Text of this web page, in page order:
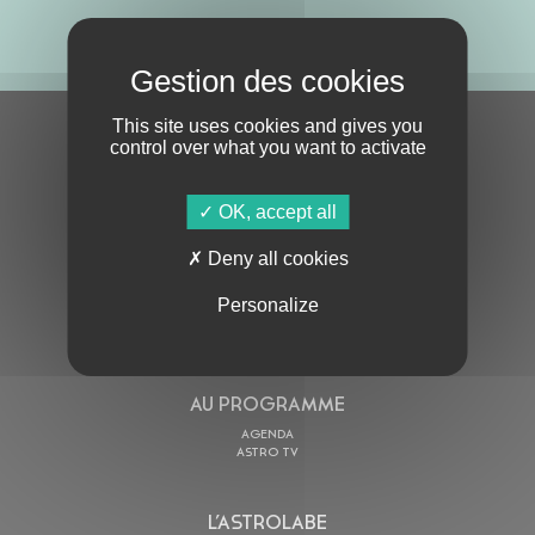
S'ABONNER À LA NEWSLETTER
AU PROGRAMME
AGENDA
ASTRO TV
L’ASTROLABE
This site uses cookies and gives you
control over what you want to activate
OK, accept all
Deny all cookies
Personalize